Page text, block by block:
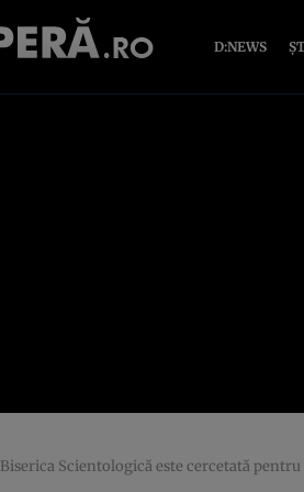
D:NEWS
Biserica Scientologică este cercetată